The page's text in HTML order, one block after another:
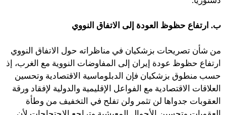
ب. ارتفاع حظوظ العودة إلى الاتفاق النووي
من شأن تصريحات بزشكيان في مناظراته حول الاتفاق النووي
ارتفاع حظوظ عودة إيران إلى المفاوضات النووية مع الغرب، إذ
حسب منطوق بزشكيان فإن الدبلوماسية الاقتصادية وتحسين
العلاقات الاقتصادية مع الفواعل الإقليمية والدولية لإفقاد ورقة
العقوبات جدواها لن تثمر ولن تفلح في التخفيف من وطأة